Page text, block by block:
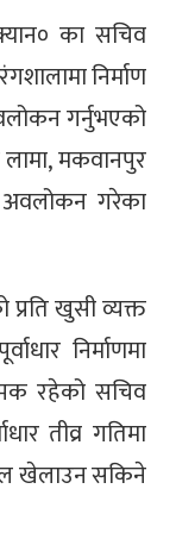
का सचिव
निर्माण
गर्नुभएको
मकवानपुर
अवलोकन गरेका
प्रति खुसी व्यक्त
निर्माणमा
रहेको सचिव
तीव्र गतिमा
खेल खेलाउन सकिने